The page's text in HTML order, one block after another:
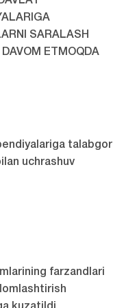
SARALASH
DAVOM ETMOQDA
talabgor
uchrashuv
farzandlari